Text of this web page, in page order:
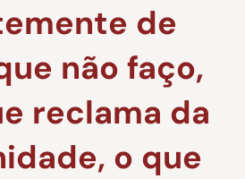
de
não faço,
reclama da
o que